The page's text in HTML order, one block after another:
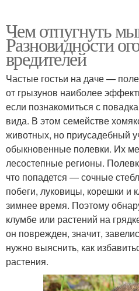
Чем отпугнуть
Разновидности
вредителей
Частые гостьи на даче —
от грызунов наиболее
если познакомиться с
вида. В этом семействе
животных, но приусадебный
обыкновенные полевки. Их
лесостепные регионы.
что попадется — сочные
побеги, луковицы, корешки и
зимнее время. Поэтому
клумбе или растений на
он поврежден, значит,
нужно выяснить, как
растения.